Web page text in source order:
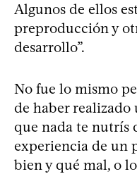
Algunos de ellos
preproducción y
desarrollo”.
No fue lo mismo
de haber realizado
que nada te nutrís
experiencia de un
bien y qué mal, o